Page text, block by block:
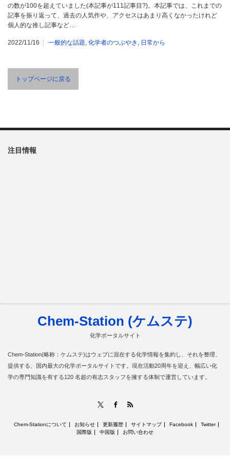
の数が100を超えていました(本記事が111記事目?)。本記事では、これまでの
記事を振り返って、過去の人気作や、アクセスはあまり高くなかったけれど
個人的な推し記事など…
2022/11/16 一般的な話題, 化学者のつぶやき , 日常から
トップページに戻る
注目情報
Chem-Station (ケムステ)
化学ポータルサイト
Chem-Station(略称：ケムステ)はウェブに混在する化学情報を集約し、それを整理、
提供する、国内最大の化学ポータルサイトです。現在活動20周年を迎え、幅広い化
学の専門知識を有する120 名超の有志スタッフを擁する体制で運営しています。
Facebook
Chem-Stationについて お知らせ 更新履歴 サイトマップ Facebook
Twitter
国際版
中国版 お問い合わせ